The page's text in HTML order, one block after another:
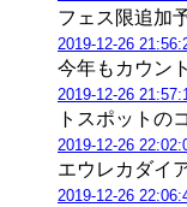
フェス限追加
2019-12-26
今年もカウン
2019-12-26
トスポットの
2019-12-26
エウレカダイ
2019-12-26